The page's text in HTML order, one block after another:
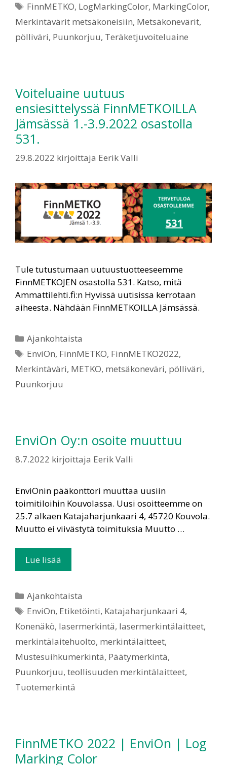
FinnMETKO, LogMarkingColor, MarkingColor,
Merkintävärit metsäkoneisiin, Metsäkonevärit,
pölliväri, Puunkorjuu, Teräketjuvoiteluaine
Voiteluaine uutuus
ensiesittelyssä FinnMETKOILLA
Jämsässä 1.-3.9.2022 osastolla
531.
29.8.2022 kirjoittaja Eerik Valli
Tule tutustumaan uutuustuotteeseemme
FinnMETKOJEN osastolla 531. Katso, mitä
Ammattilehti.fi:n Hyvissä uutisissa kerrotaan
aiheesta. Nähdään FinnMETKOILLA Jämsässä.
Ajankohtaista
EnviOn, FinnMETKO, FinnMETKO2022,
Merkintäväri, METKO, metsäkoneväri, pölliväri,
Puunkorjuu
EnviOn Oy:n osoite muuttuu
8.7.2022 kirjoittaja Eerik Valli
EnviOnin pääkonttori muuttaa uusiin
toimitiloihin Kouvolassa. Uusi osoitteemme on
25.7 alkaen Katajaharjunkaari 4, 45720 Kouvola.
Muutto ei viivästytä toimituksia Muutto …
Lue lisää
Ajankohtaista
EnviOn, Etiketöinti, Katajaharjunkaari 4,
Konenäkö, lasermerkintä, lasermerkintälaitteet,
merkintälaitehuolto, merkintälaitteet,
Mustesuihkumerkintä, Päätymerkintä,
Puunkorjuu, teollisuuden merkintälaitteet,
Tuotemerkintä
FinnMETKO 2022 | EnviOn | Log
Marking Color